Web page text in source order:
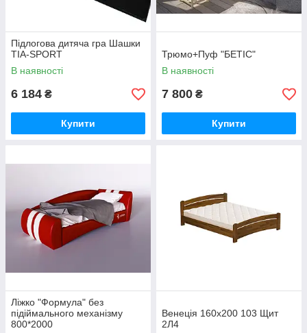
Підлогова дитяча гра Шашки
TIA-SPORT
В наявності
6 184 ₴
Купити
Трюмо+Пуф "БЕТІС"
В наявності
7 800 ₴
Купити
Ліжко "Формула" без
підіймального механізму
800*2000
Венеція 160х200 103 Щит
2Л4